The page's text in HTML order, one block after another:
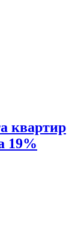
квартир
19%